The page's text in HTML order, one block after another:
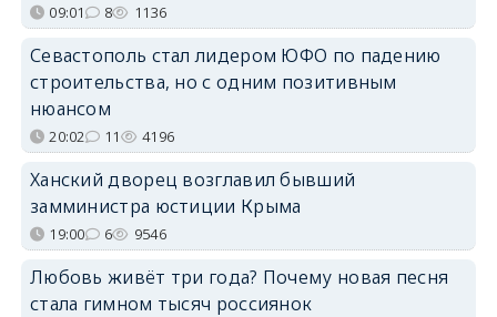
09:01 8 1136
Севастополь стал лидером ЮФО по падению
строительства, но с одним позитивным
нюансом
20:02 11 4196
Ханский дворец возглавил бывший
замминистра юстиции Крыма
19:00 6 9546
Любовь живёт три года? Почему новая песня
стала гимном тысяч россиянок